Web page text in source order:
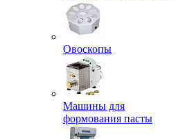
Овоскопы
Машины для
формования пасты